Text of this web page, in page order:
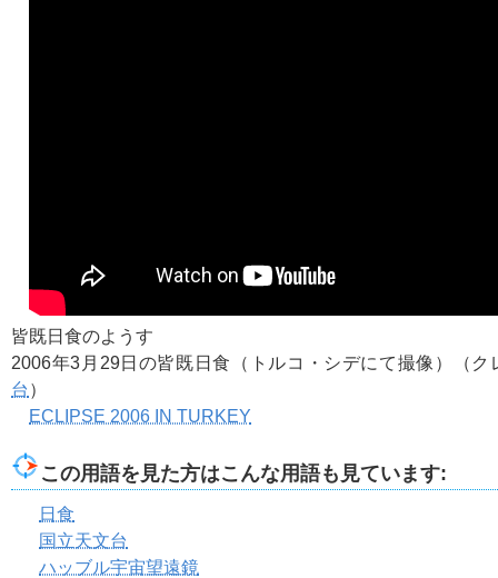
皆既日食のようす
2006年3月29日の皆既日食（トルコ・シデにて撮像）（ク
台 ）
ECLIPSE 2006 IN TURKEY
この用語を見た方はこんな用語も見ています:
日食
国立天文台
ハッブル宇宙望遠鏡